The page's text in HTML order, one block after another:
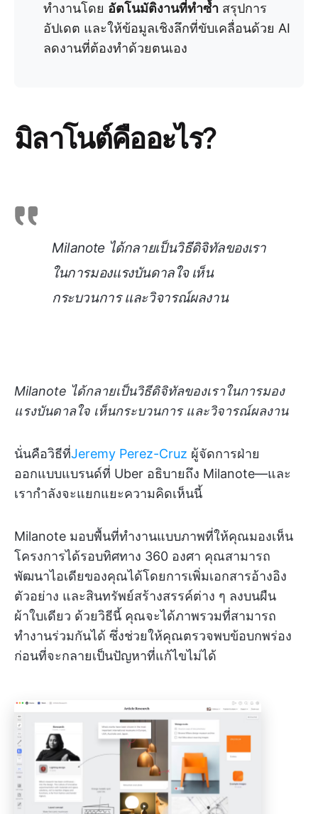
ทำงานโดย อัตโนมัติงานที่ทำซ้ำ สรุปการ
อัปเดต และให้ข้อมูลเชิงลึกที่ขับเคลื่อนด้วย AI
ลดงานที่ต้องทำด้วยตนเอง
มิลาโนต์คืออะไร?
Milanote ได้กลายเป็นวิธีดิจิทัลของเรา
ในการมองแรงบันดาลใจ เห็น
กระบวนการ และวิจารณ์ผลงาน
Milanote ได้กลายเป็นวิธีดิจิทัลของเราในการมอง
แรงบันดาลใจ เห็นกระบวนการ และวิจารณ์ผลงาน
นั่นคือวิธีที่Jeremy Perez-Cruz ผู้จัดการฝ่าย
ออกแบบแบรนด์ที่ Uber อธิบายถึง Milanote—และ
เรากำลังจะแยกแยะความคิดเห็นนี้
Milanote มอบพื้นที่ทำงานแบบภาพที่ให้คุณมองเห็น
โครงการได้รอบทิศทาง 360 องศา คุณสามารถ
พัฒนาไอเดียของคุณได้โดยการเพิ่มเอกสารอ้างอิง
ตัวอย่าง และสินทรัพย์สร้างสรรค์ต่าง ๆ ลงบนผืน
ผ้าใบเดียว ด้วยวิธีนี้ คุณจะได้ภาพรวมที่สามารถ
ทำงานร่วมกันได้ ซึ่งช่วยให้คุณตรวจพบข้อบกพร่อง
ก่อนที่จะกลายเป็นปัญหาที่แก้ไขไม่ได้